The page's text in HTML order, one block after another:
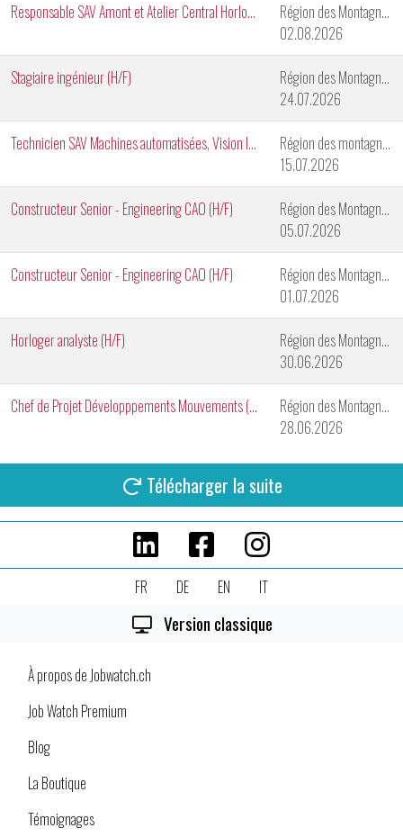
Responsable SAV Amont et Atelier Central Horlogerie
Région des Montagnes Neuchâteloises
02.08.2026
Stagiaire ingénieur (H/F)
Région des Montagnes Neuchâteloises
24.07.2026
Technicien SAV Machines automatisées, Vision Industrielle & Automates (H/F)
Région des montagnes neuchâteloises
15.07.2026
Constructeur Senior - Engineering CAO (H/F)
Région des Montagnes Neuchâteloises
05.07.2026
Constructeur Senior - Engineering CAO (H/F)
Région des Montagnes Neuchâteloises
01.07.2026
Horloger analyste (H/F)
Région des Montagnes Neuchâteloises
30.06.2026
Chef de Projet Développpements Mouvements (H/F)
Région des Montagnes Neuchâteloises
28.06.2026
Télécharger la suite
FR DE EN IT
Version classique
À propos de Jobwatch.ch
Job Watch Premium
Blog
La Boutique
Témoignages